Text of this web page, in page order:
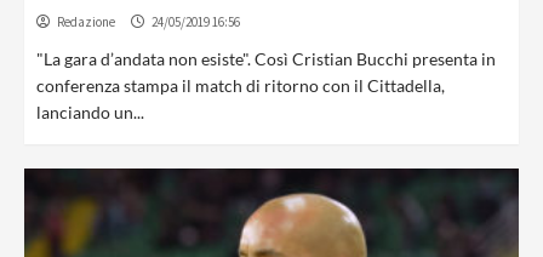
Redazione 24/05/2019 16:56
"La gara d’andata non esiste". Così Cristian Bucchi presenta in
conferenza stampa il match di ritorno con il Cittadella,
lanciando un...